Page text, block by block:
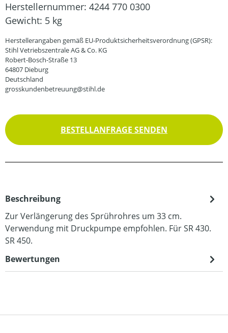
Herstellernummer: 4244 770 0300
Gewicht: 5 kg
Herstellerangaben gemäß EU-Produktsicherheitsverordnung (GPSR):
Stihl Vetriebszentrale AG & Co. KG
Robert-Bosch-Straße 13
64807 Dieburg
Deutschland
grosskundenbetreuung@stihl.de
BESTELLANFRAGE SENDEN
Beschreibung
Zur Verlängerung des Sprührohres um 33 cm.
Verwendung mit Druckpumpe empfohlen. Für SR 430.
SR 450.
Bewertungen